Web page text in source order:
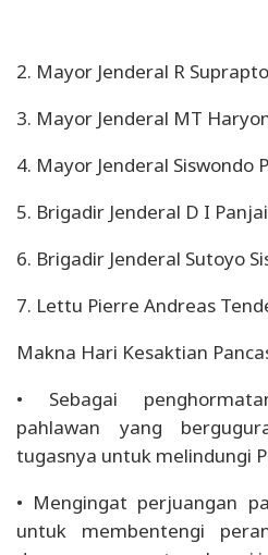
2. Mayor Jenderal R Suprapto
3. Mayor Jenderal MT
4. Mayor Jenderal Siswondo
5. Brigadir Jenderal D I
6. Brigadir Jenderal Sutoyo
7. Lettu Pierre Andreas
Makna Hari Kesaktian
• Sebagai
pahlawan yang
tugasnya untuk melindungi
• Mengingat perjuangan
untuk membentengi